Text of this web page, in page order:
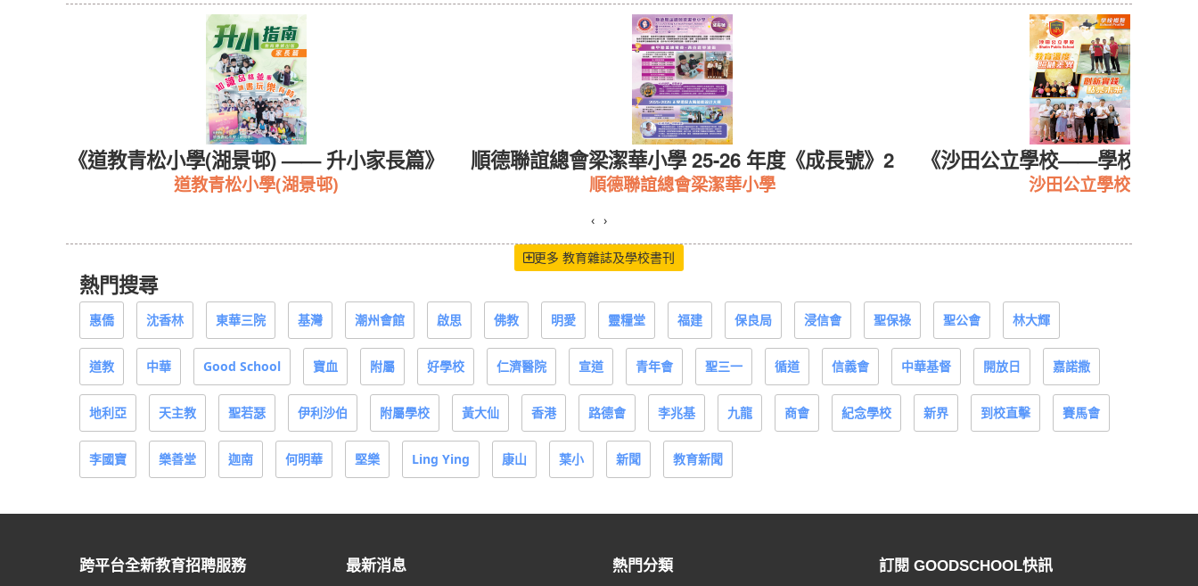
《道教青松小學(湖景邨) —— 升小家長篇》
道教青松小學(湖景邨)
順德聯誼總會梁潔華小學 25-26 年度《成長號》2
順德聯誼總會梁潔華小學
《沙田公立學校——學校概覧
沙田公立學校
‹ ›
更多 教育雜誌及學校書刊
熱門搜尋
惠僑 沈香林 東華三院 基灣 潮州會館 啟思 佛教 明愛 靈糧堂 福建 保良局 浸信會 聖保祿 聖公會 林大輝
道教 中華 Good School 寶血 附屬 好學校 仁濟醫院 宣道 青年會 聖三一 循道 信義會 中華基督 開放日 嘉諾撒
地利亞 天主教 聖若瑟 伊利沙伯 附屬學校 黃大仙 香港 路德會 李兆基 九龍 商會 紀念學校 新界 到校直擊 賽馬會
李國寶 樂善堂 迦南 何明華 堅樂 Ling Ying 康山 葉小 新聞 教育新聞
跨平台全新教育招聘服務 最新消息 熱門分類 訂閱 GOODSCHOOL快訊